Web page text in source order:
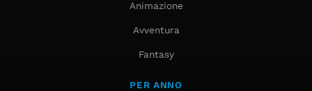
Animazione
Avventura
Fantasy
PER ANNO